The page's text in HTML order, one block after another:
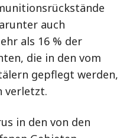
auch
als 16 % der
die in den vom
gepflegt werden,
verletzt.
in den von den